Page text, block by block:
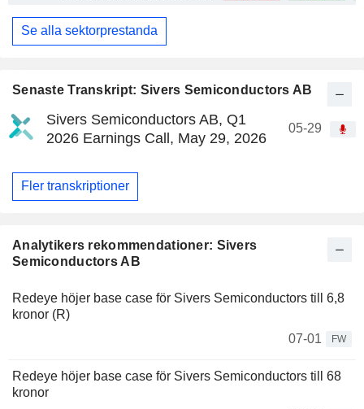
Senaste Transkript: Sivers Semiconductors AB
Sivers Semiconductors AB, Q1
2026 Earnings Call, May 29, 2026
05-29
Fler transkriptioner
Analytikers rekommendationer: Sivers
Semiconductors AB
Redeye höjer base case för Sivers Semiconductors till 6,8
kronor (R)
07-01
FW
Redeye höjer base case för Sivers Semiconductors till 68
kronor
Se alla sektorprestanda